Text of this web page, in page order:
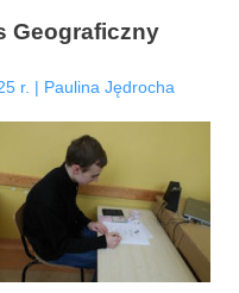
Geograficzny
r. | Paulina Jędrocha